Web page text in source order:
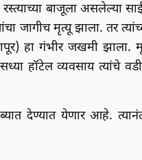
बाजूला असलेल्या
जागीच मृत्यू झाला. तर
हा गंभीर जखमी झाला.
हॉटेल व्यवसाय त्यांचे
देण्यात येणार आहे.